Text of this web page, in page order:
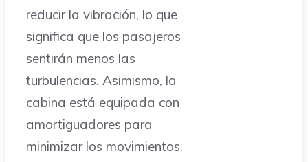
reducir la vibración, lo que
significa que los pasajeros
sentirán menos las
turbulencias. Asimismo, la
cabina está equipada con
amortiguadores para
minimizar los movimientos.